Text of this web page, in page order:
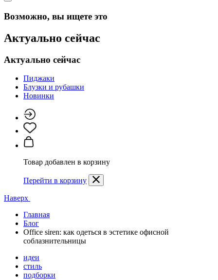
Возможно, вы ищете это
Актуально сейчас
Актуально сейчас
Пиджаки
Блузки и рубашки
Новинки
Товар добавлен в корзину
Перейти в корзину
Наверх
Главная
Блог
Office siren: как одеться в эстетике офисной
соблазнительницы
идеи
стиль
подборки